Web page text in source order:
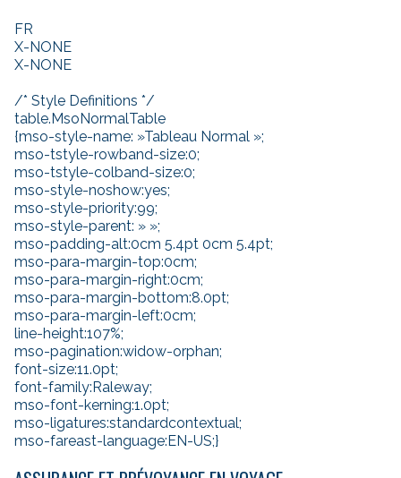
FR
X-NONE
X-NONE
/* Style Definitions */
table.MsoNormalTable
{mso-style-name: »Tableau Normal »;
mso-tstyle-rowband-size:0;
mso-tstyle-colband-size:0;
mso-style-noshow:yes;
mso-style-priority:99;
mso-style-parent: » »;
mso-padding-alt:0cm 5.4pt 0cm 5.4pt;
mso-para-margin-top:0cm;
mso-para-margin-right:0cm;
mso-para-margin-bottom:8.0pt;
mso-para-margin-left:0cm;
line-height:107%;
mso-pagination:widow-orphan;
font-size:11.0pt;
font-family:Raleway;
mso-font-kerning:1.0pt;
mso-ligatures:standardcontextual;
mso-fareast-language:EN-US;}